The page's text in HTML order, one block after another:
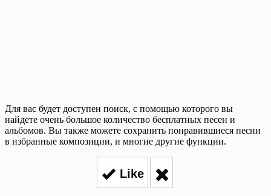
Для вас будет доступен поиск, с помощью которого вы
найдете очень большое количество бесплатных песен и
альбомов. Вы также можете сохранить понравившиеся песни
в избранные композиции, и многие другие функции.
Like